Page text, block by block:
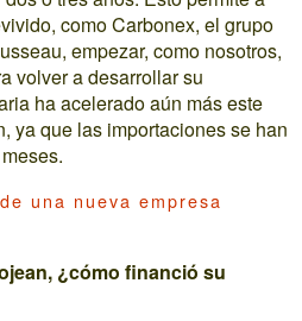
como Carbonex, el grupo
empezar, como nosotros,
volver a desarrollar su
ha acelerado aún más este
ya que las importaciones se han
una nueva empresa
¿cómo financió su